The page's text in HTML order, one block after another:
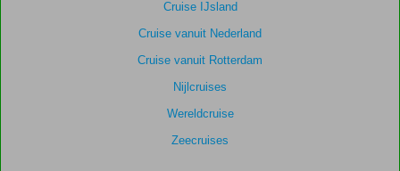
Cruise IJsland
Cruise vanuit Nederland
Cruise vanuit Rotterdam
Nijlcruises
Wereldcruise
Zeecruises